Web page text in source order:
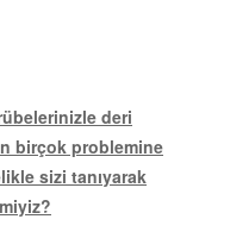
deri
birçok problemine
sizi tanıyarak